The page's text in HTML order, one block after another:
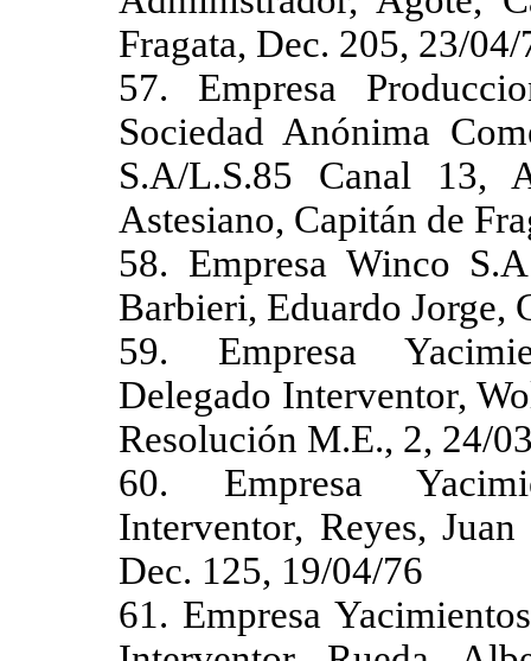
Fragata, Dec. 205, 23/04/
57. Empresa
Sociedad Anónima
S.A/L.S.85 Canal 13,
Astesiano, Capitán de
58. Empresa Winco
Barbieri, Eduardo Jorge,
59. Empresa
Delegado Interventor,
Resolución M.E., 2, 24/
60. Empresa
Interventor, Reyes,
Dec. 125, 19/04/76
61. Empresa